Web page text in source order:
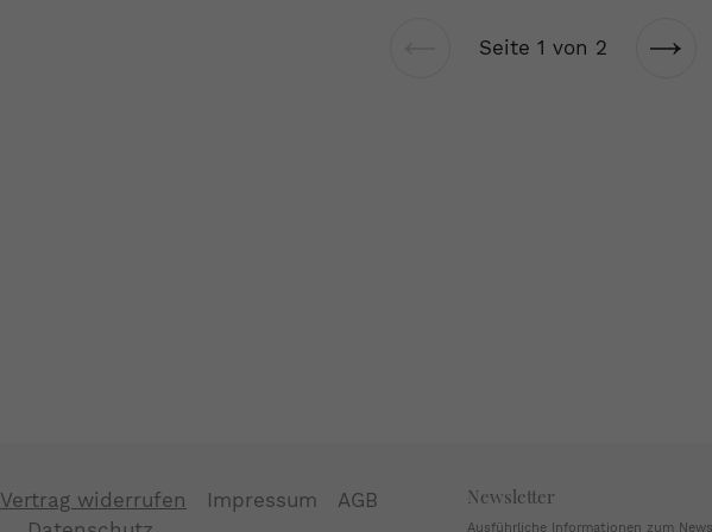
Vorherige
Seite 1 von 2
Vertrag widerrufen Impressum
AGB
Newsletter
Ausführliche Informationen zum